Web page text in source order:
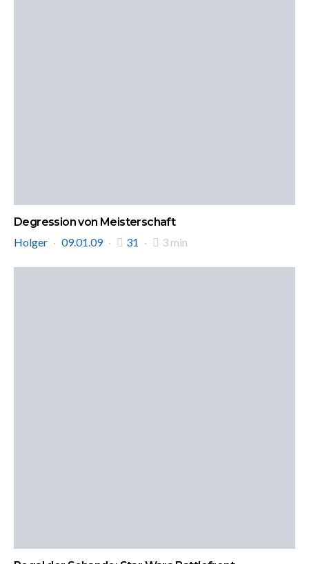
Degression von Meisterschaft
Holger
09.01.09 31 3 min